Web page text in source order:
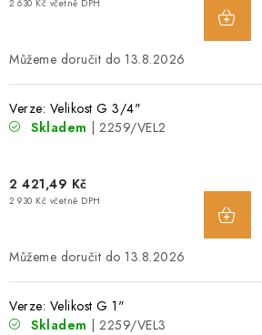
PODMÍNKY OCHRANY OSOBNÍCH
POPTÁVKA ARMATUR
KONTAKT
REVIZE
PODMÍNKY OCHRANY OSOBNÍCH ÚDAJŮ
2 630 Kč včetně DPH
13.8.2026
Verze: Velikost G 3/4"
Skladem
| 2259/VEL2
2 421,49 Kč
2 930 Kč včetně DPH
13.8.2026
Verze: Velikost G 1"
Skladem
| 2259/VEL3